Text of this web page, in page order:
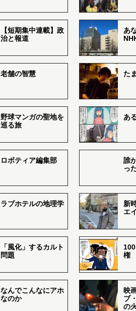
【短期集中連載】政
治と報道
あ
老舗の智慧 た
野球マンガの聖地を
巡る旅
あ
ロボティア編集部
誰
っ
ラブホテルの地理学
新
エ
「風化」するカルト
問題
権
なんでこんなにアホ
なのか
映
ブ
の